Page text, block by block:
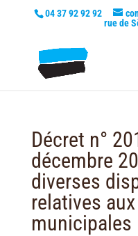
04 37 92 92 92
rue de
Décret n°
décembre
diverses
relatives
municipales